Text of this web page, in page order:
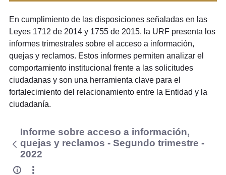
En cumplimiento de las disposiciones señaladas en las
Leyes 1712 de 2014 y 1755 de 2015, la URF presenta los
informes trimestrales sobre el acceso a información,
quejas y reclamos. Estos informes permiten analizar el
comportamiento institucional frente a las solicitudes
ciudadanas y son una herramienta clave para el
fortalecimiento del relacionamiento entre la Entidad y la
ciudadanía.
Informe sobre acceso a información,
quejas y reclamos - Segundo trimestre -
2022